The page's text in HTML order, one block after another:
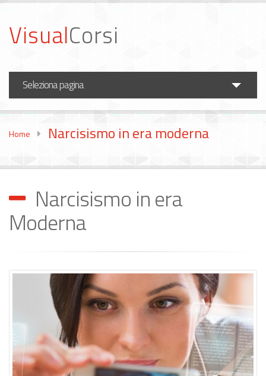
VisualCorsi
Seleziona pagina
Corsi Fotografia
Corsi Video
Formazione Aziende
News
Home Narcisismo in era moderna
Narcisismo in era
Moderna